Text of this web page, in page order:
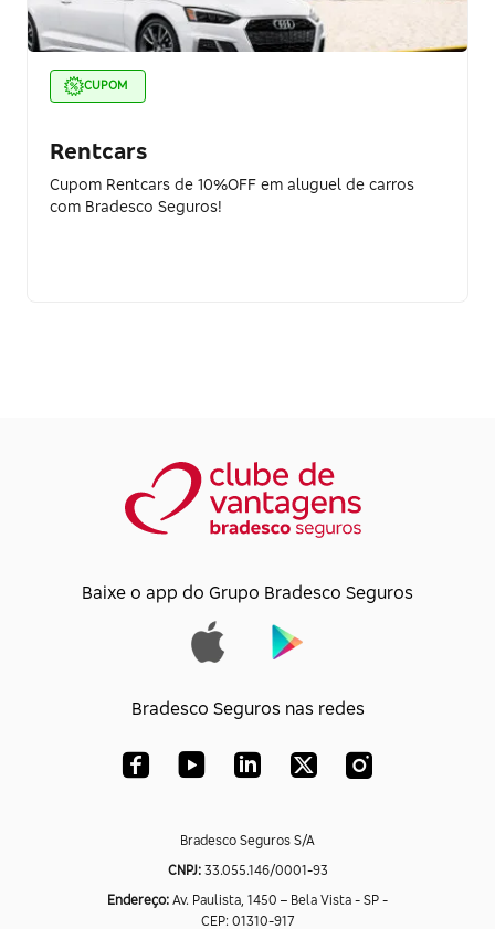
CUPOM
Rentcars
Cupom Rentcars de 10%OFF em aluguel de carros
com Bradesco Seguros!
Baixe o app do Grupo Bradesco Seguros
Bradesco Seguros nas redes
Bradesco Seguros S/A
CNPJ:33.055.146/0001-93
Endereço: Av. Paulista, 1450 – Bela Vista - SP -
CEP: 01310-917